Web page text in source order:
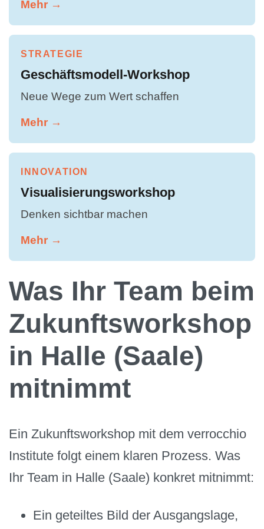
Mehr →
STRATEGIE
Geschäftsmodell-Workshop
Neue Wege zum Wert schaffen
Mehr →
INNOVATION
Visualisierungsworkshop
Denken sichtbar machen
Mehr →
Was Ihr Team beim
Zukunftsworkshop
in Halle (Saale)
mitnimmt
Ein Zukunftsworkshop mit dem verrocchio
Institute folgt einem klaren Prozess. Was
Ihr Team in Halle (Saale) konkret mitnimmt:
Ein geteiltes Bild der Ausgangslage,